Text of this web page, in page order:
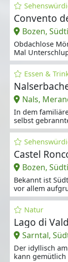
Convento
Bozen,
Obdachlose
Mal
Essen &
Nals,
In dem
selbst
Castel
Bozen,
Bekannt ist
vor allem
Natur
Lago di
Sarntal,
Der idyllisch
kann